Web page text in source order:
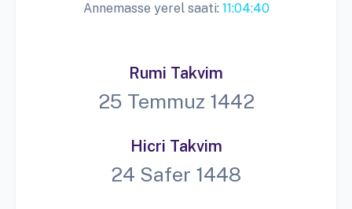
Annemasse yerel saati:11:04:41
Rumi Takvim
25 Temmuz 1442
Hicri Takvim
24 Safer 1448